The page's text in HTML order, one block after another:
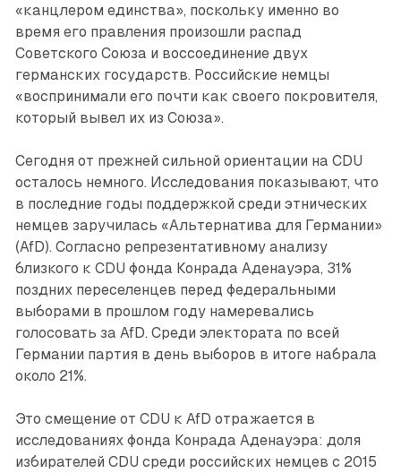
«канцлером единства», поскольку именно во
время его правления произошли распад
Советского Союза и воссоединение двух
германских государств. Российские немцы
«воспринимали его почти как своего покровителя,
который вывел их из Союза».
Сегодня от прежней сильной ориентации на CDU
осталось немного. Исследования показывают, что
в последние годы поддержкой среди этнических
немцев заручилась «Альтернатива для Германии»
(AfD). Согласно репрезентативному анализу
близкого к CDU фонда Конрада Аденауэра, 31%
поздних переселенцев перед федеральными
выборами в прошлом году намеревались
голосовать за AfD. Среди электората по всей
Германии партия в день выборов в итоге набрала
около 21%.
Это смещение от CDU к AfD отражается в
исследованиях фонда Конрада Аденауэра: доля
избирателей CDU среди российских немцев с 2015